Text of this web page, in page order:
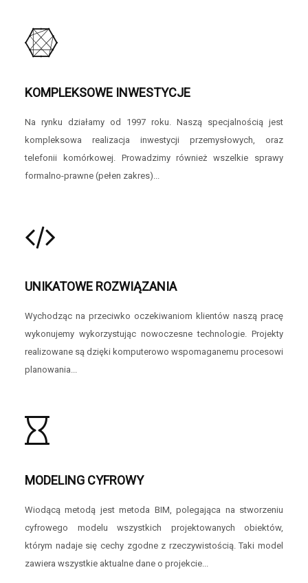
KOMPLEKSOWE INWESTYCJE
Na rynku działamy od 1997 roku. Naszą specjalnością jest
kompleksowa realizacja inwestycji przemysłowych, oraz
telefonii komórkowej. Prowadzimy również wszelkie sprawy
formalno-prawne (pełen zakres)...
UNIKATOWE ROZWIĄZANIA
Wychodząc na przeciwko oczekiwaniom klientów naszą pracę
wykonujemy wykorzystując nowoczesne technologie. Projekty
realizowane są dzięki komputerowo wspomaganemu procesowi
planowania...
MODELING CYFROWY
Wiodącą metodą jest metoda BIM, polegająca na stworzeniu
cyfrowego modelu wszystkich projektowanych obiektów,
którym nadaje się cechy zgodne z rzeczywistością. Taki model
zawiera wszystkie aktualne dane o projekcie...